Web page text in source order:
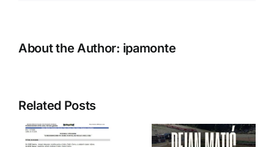
About the Author: ipamonte
Related Posts